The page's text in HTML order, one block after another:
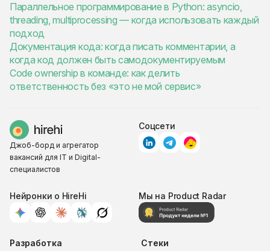
Параллельное программирование в Python: asyncio,
threading, multiprocessing — когда использовать каждый
подход
Документация кода: когда писать комментарии, а
когда код должен быть самодокументируемым
Code ownership в команде: как делить
ответственность без «это не мой сервис»
Джоб-борд и агрегатор
вакансий для IT и Digital-
специалистов
Соцсети
Нейронки о HireHi Мы на Product Radar
Разработка Стеки